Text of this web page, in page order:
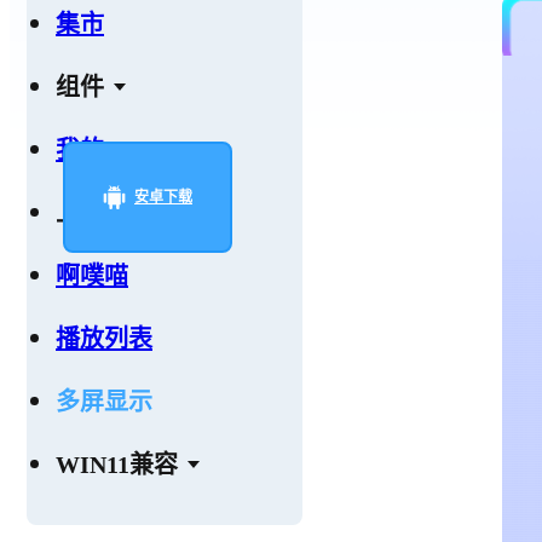
安卓下载
集市
组件
我的
上传
啊噗喵
播放列表
多屏显示
WIN11兼容